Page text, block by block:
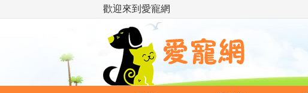
歡迎來到愛寵網